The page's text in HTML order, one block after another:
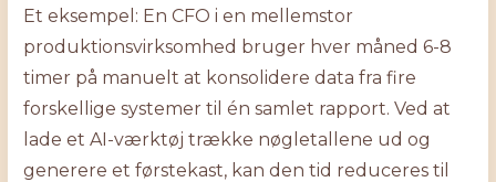
Et eksempel: En CFO i en mellemstor
produktionsvirksomhed bruger hver måned 6-8
timer på manuelt at konsolidere data fra fire
forskellige systemer til én samlet rapport. Ved at
lade et AI-værktøj trække nøgletallene ud og
generere et førstekast, kan den tid reduceres til